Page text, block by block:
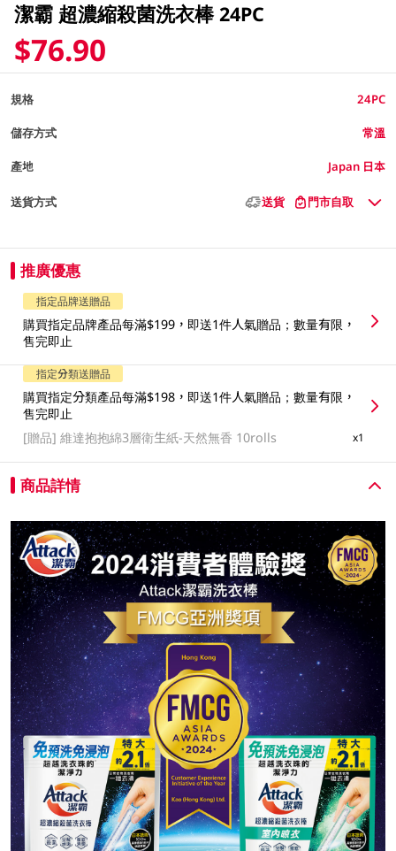
潔霸 超濃縮殺菌洗衣棒 24PC
$76.90
規格 24PC
儲存方式 常溫
產地 Japan 日本
送貨方式 送貨 門市自取
推廣優惠
指定品牌送贈品
購買指定品牌產品每滿$199，即送1件人氣贈品；數量有限，
售完即止
指定分類送贈品
購買指定分類產品每滿$198，即送1件人氣贈品；數量有限，
售完即止
[贈品]維達抱抱綿3層衛生紙-天然無香 10rolls x1
商品詳情